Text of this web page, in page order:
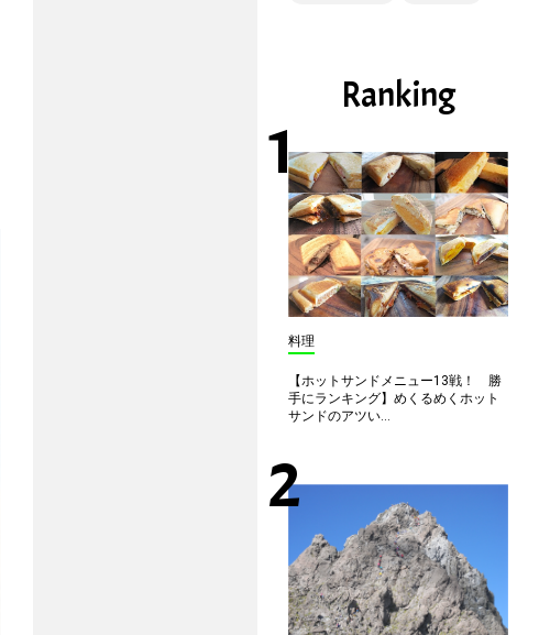
Ranking
料理
【ホットサンドメニュー13戦！ 勝
手にランキング】めくるめくホット
サンドのアツい...